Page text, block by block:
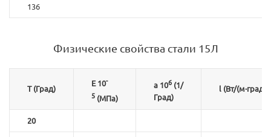
136
Физические свойства стали 15Л
T (Град)
E 10-
5 (МПа)
a 106 (1/
Град)
l (Вт/(м·град))
20